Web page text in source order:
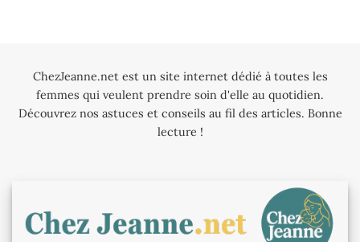
ChezJeanne.net est un site internet dédié à toutes les
femmes qui veulent prendre soin d'elle au quotidien.
Découvrez nos astuces et conseils au fil des articles. Bonne
lecture !